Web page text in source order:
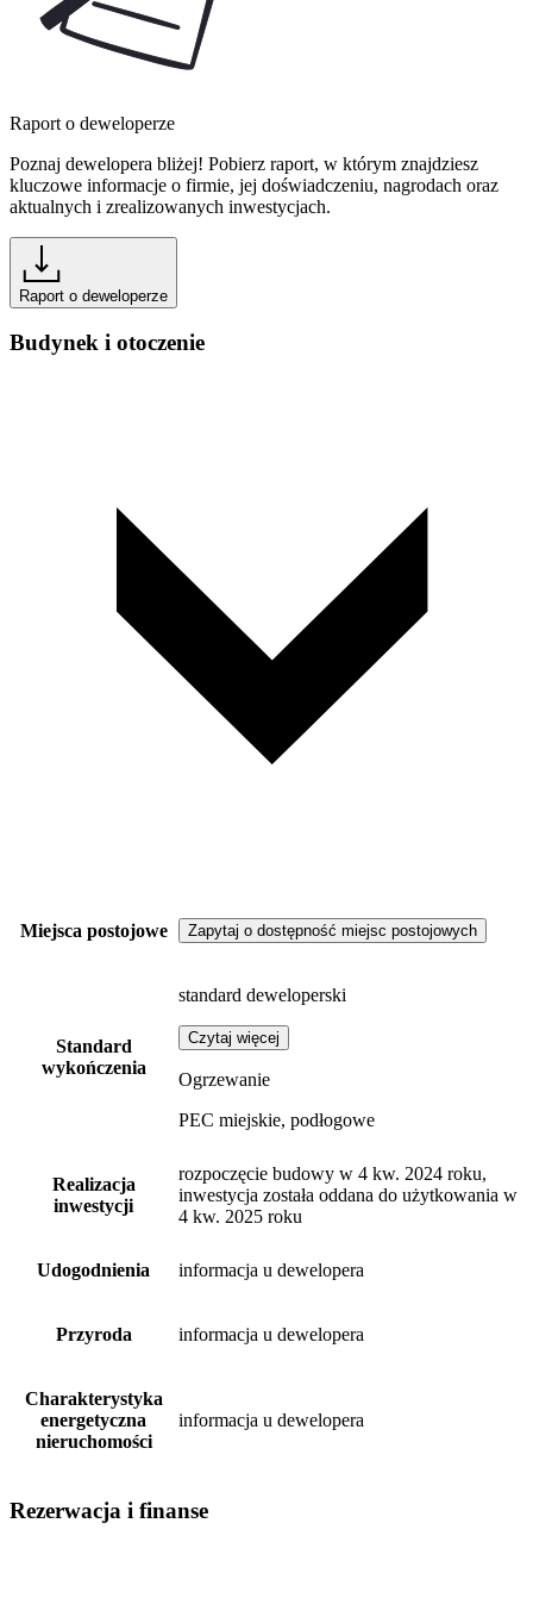
Raport o deweloperze
Poznaj dewelopera bliżej! Pobierz raport, w którym znajdziesz
kluczowe informacje o firmie, jej doświadczeniu, nagrodach oraz
aktualnych i zrealizowanych inwestycjach.
Raport o deweloperze
Budynek i otoczenie
Miejsca postojowe Zapytaj o dostępność miejsc postojowych
Standard
wykończenia
standard deweloperski
Czytaj więcej
Ogrzewanie
PEC miejskie, podłogowe
Realizacja
inwestycji
rozpoczęcie budowy w 4 kw. 2024 roku,
inwestycja została oddana do użytkowania w
4 kw. 2025 roku
Udogodnienia informacja u dewelopera
Przyroda informacja u dewelopera
Charakterystyka
energetyczna
nieruchomości
informacja u dewelopera
Rezerwacja i finanse